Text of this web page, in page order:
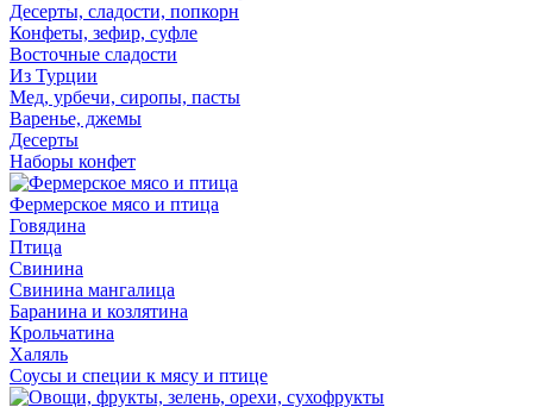
Десерты, сладости, попкорн
Конфеты, зефир, суфле
Восточные сладости
Из Турции
Мед, урбечи, сиропы, пасты
Варенье, джемы
Десерты
Наборы конфет
Фермерское мясо и птица
Говядина
Птица
Свинина
Свинина мангалица
Баранина и козлятина
Крольчатина
Халяль
Соусы и специи к мясу и птице